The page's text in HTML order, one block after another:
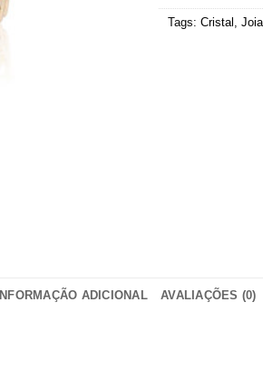
Tags: Cristal
INFORMAÇÃO ADICIONAL AVALIAÇÕES (0)